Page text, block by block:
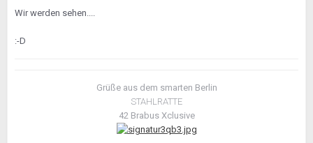
Wir werden sehen....
:-D
Grüße aus dem smarten Berlin
STAHLRATTE
42 Brabus Xclusive